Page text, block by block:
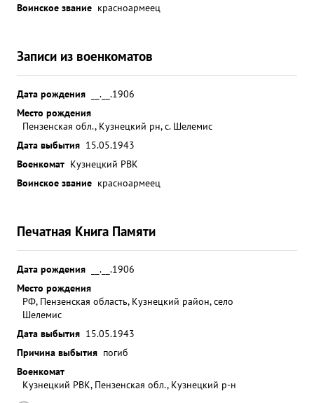
Воинское звание красноармеец
Записи из военкоматов
Дата рождения
__.__.1906
Место рождения
Пензенская обл., Кузнецкий рн, с. Шелемис
Дата выбытия 15.05.1943
Военкомат Кузнецкий РВК
Воинское звание красноармеец
Печатная Книга Памяти
Дата рождения
__.__.1906
Место рождения
РФ, Пензенская область, Кузнецкий район, село
Шелемис
Дата выбытия 15.05.1943
Причина выбытия погиб
Военкомат
Кузнецкий РВК, Пензенская обл., Кузнецкий р-н